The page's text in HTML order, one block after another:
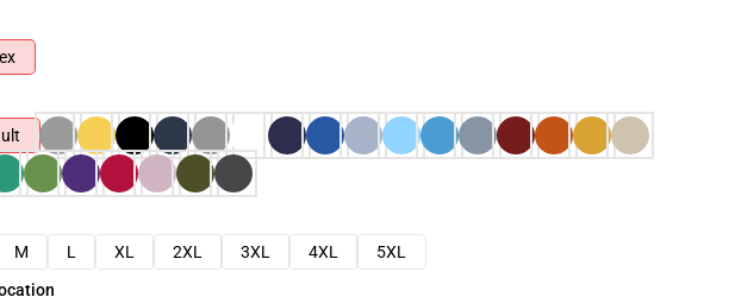
M L XL 2XL 3XL 4XL
5XL